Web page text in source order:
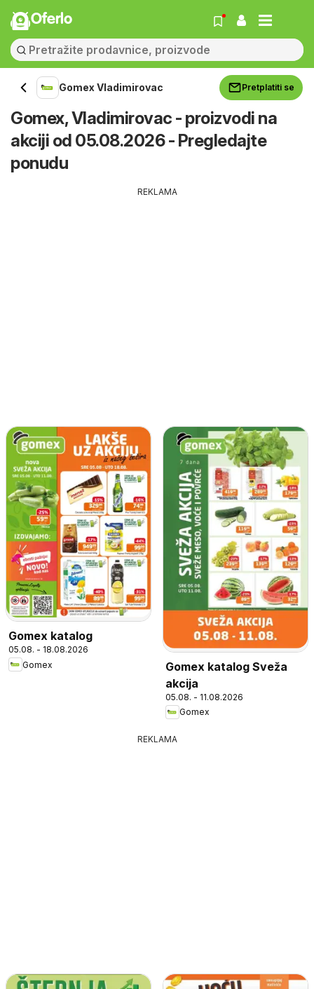
Oferlo
Gomex Vladimirovac Pretplatiti se
Gomex, Vladimirovac - proizvodi na
akciji od 05.08.2026 - Pregledajte
ponudu
REKLAMA
Gomex katalog
05.08. - 18.08.2026
Gomex
Gomex katalog Sveža
akcija
05.08. - 11.08.2026
Gomex
REKLAMA